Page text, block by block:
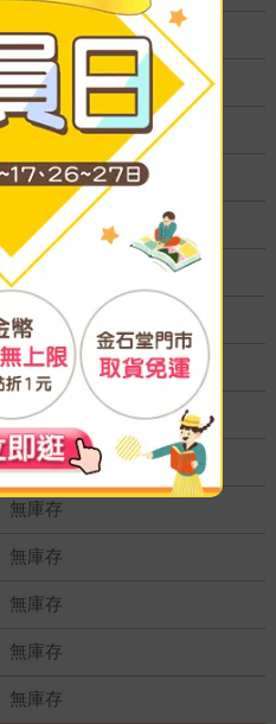
無庫存
無庫存
無庫存
無庫存
無庫存
無庫存
無庫存
無庫存
無庫存
無庫存
無庫存
無庫存
無庫存
無庫存
無庫存